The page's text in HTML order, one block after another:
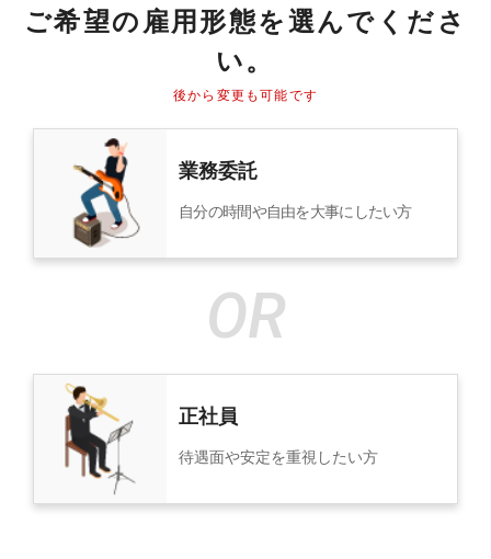
ご希望の雇用形態を選んでくださ
い。
後から変更も可能です
業務委託
自分の時間や自由を大事にしたい方
正社員
待遇面や安定を重視したい方